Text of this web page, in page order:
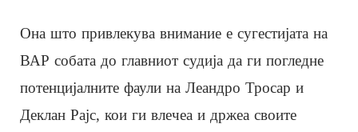
Она што привлекува внимание е сугестијата на
ВАР собата до главниот судија да ги погледне
потенцијалните фаули на Леандро Тросар и
Деклан Рајс, кои ги влечеа и држеа своите